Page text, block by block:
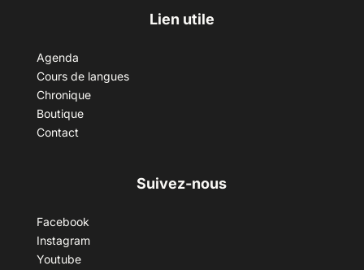
Lien utile
Agenda
Cours de langues
Chronique
Boutique
Contact
Suivez-nous
Facebook
Instagram
Youtube